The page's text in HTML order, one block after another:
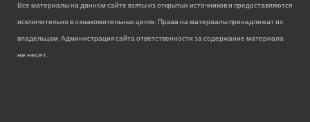
Все материалы на данном сайте взяты из открытых источников и предоставляются
исключительно в ознакомительных целях. Права на материалы принадлежат их
владельцам. Администрация сайта ответственности за содержание материала
не несет.